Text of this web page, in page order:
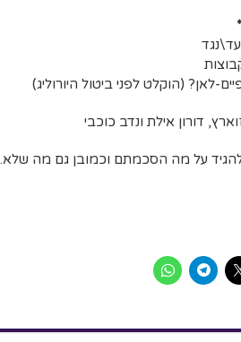
לאן? (הוקלט לפני ביטול היורוליג)
דורון אילת ונדב כוכבי
על מה הסכמתם וכמובן גם מה שלא.